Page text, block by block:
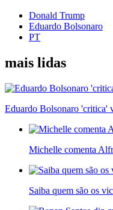
Donald Trump
Eduardo Bolsonaro
PT
mais lidas
Eduardo Bolsonaro 'critica'
Michelle comenta
Saiba quem são os